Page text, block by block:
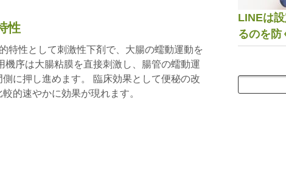
性
特性として刺激性下剤で、大腸の蠕動運動を
機序は大腸粘膜を直接刺激し、腸管の蠕動運
に押し進めます。 臨床効果として便秘の改
的速やかに効果が現れます。
LINEは
るのを防